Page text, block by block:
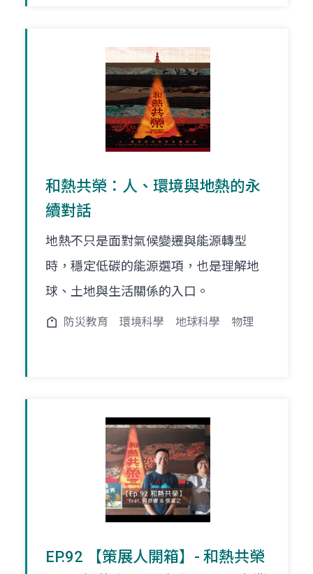
和熱共榮：人、環境與地熱的永
續對話
地熱不只是面對氣候變遷與能源轉型
時，穩定低碳的能源選項，也是理解地
球、土地與生活關係的入口。
防災教育 環境科學 地球科學 物理
EP.92 【策展人開箱】- 和熱共榮